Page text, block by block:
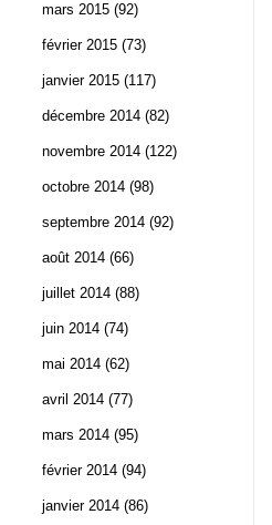
mars 2015 (92)
février 2015 (73)
janvier 2015 (117)
décembre 2014 (82)
novembre 2014 (122)
octobre 2014 (98)
septembre 2014 (92)
août 2014 (66)
juillet 2014 (88)
juin 2014 (74)
mai 2014 (62)
avril 2014 (77)
mars 2014 (95)
février 2014 (94)
janvier 2014 (86)